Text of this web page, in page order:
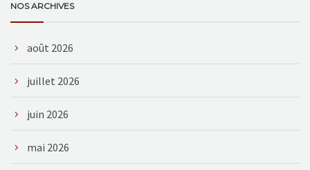
NOS ARCHIVES
août 2026
juillet 2026
juin 2026
mai 2026